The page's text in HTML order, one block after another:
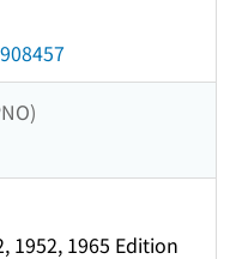
1952, 1965 Edition